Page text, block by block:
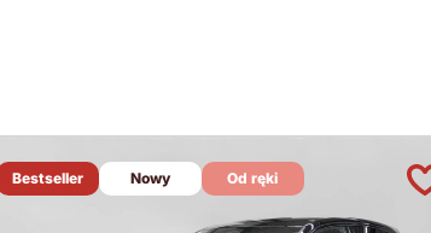
Bestseller Nowy Od ręki